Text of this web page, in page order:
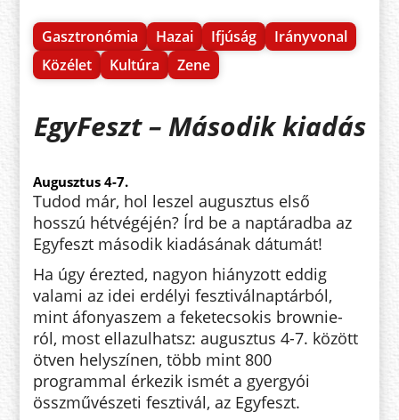
Gasztronómia Hazai Ifjúság
Irányvonal
Közélet
Kultúra Zene
EgyFeszt – Második kiadás
Augusztus 4-7.
Tudod már, hol leszel augusztus első
hosszú hétvégéjén? Írd be a naptáradba az
Egyfeszt második kiadásának dátumát!
Ha úgy érezted, nagyon hiányzott eddig
valami az idei erdélyi fesztiválnaptárból,
mint áfonyaszem a feketecsokis brownie-
ról, most ellazulhatsz: augusztus 4-7. között
ötven helyszínen, több mint 800
programmal érkezik ismét a gyergyói
összművészeti fesztivál, az Egyfeszt.